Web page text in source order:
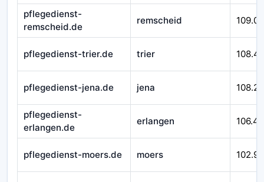
pflegedienst-
remscheid.de
remscheid
pflegedienst-trier.de trier
pflegedienst-jena.de jena
pflegedienst-
erlangen.de
erlangen
pflegedienst-moers.de moers